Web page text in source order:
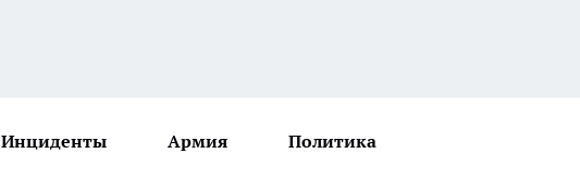
Инциденты Армия Политика